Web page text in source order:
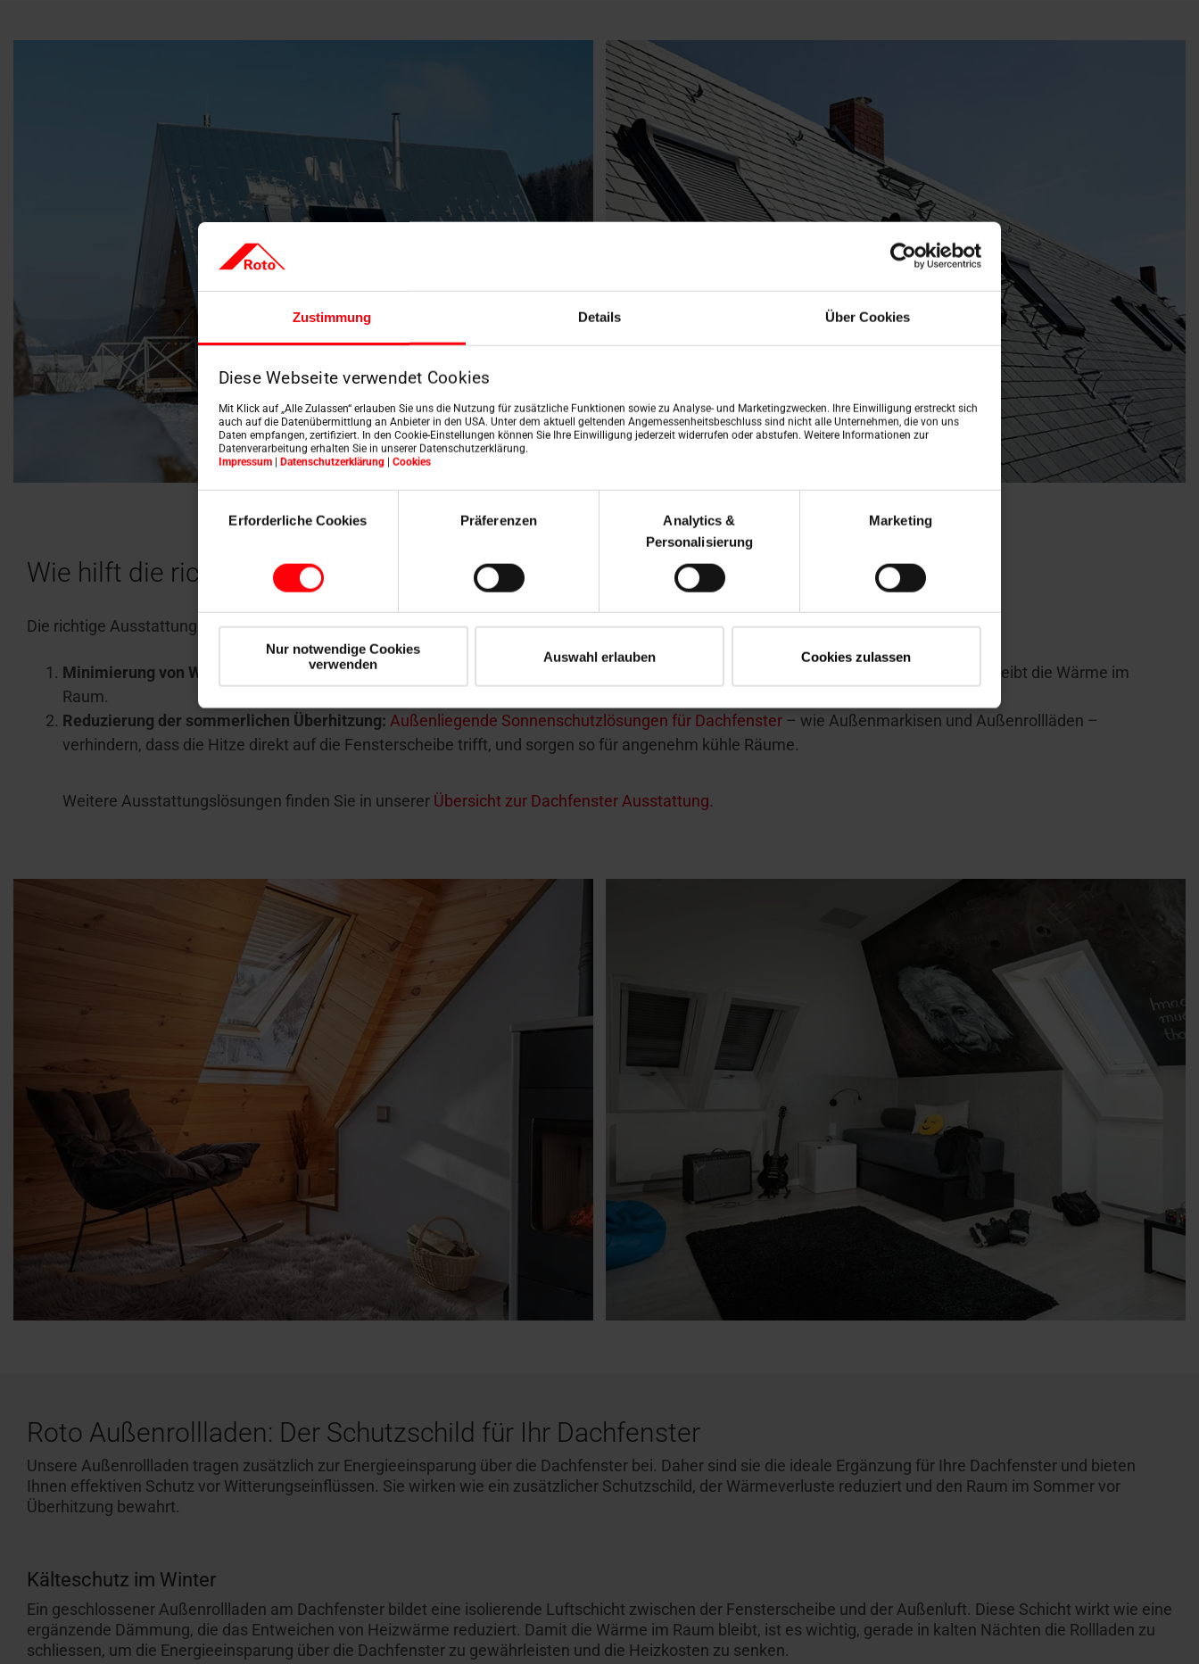
Zustimmung Details Über Cookies
Diese Webseite verwendet Cookies
Mit Klick auf „Alle Zulassen“ erlauben Sie uns die Nutzung für zusätzliche Funktionen sowie zu Analyse- und Marketingzwecken. Ihre Einwilligung erstreckt sich
auch auf die Datenübermittlung an Anbieter in den USA. Unter dem aktuell geltenden Angemessenheitsbeschluss sind nicht alle Unternehmen, die von uns
Daten empfangen, zertifiziert. In den Cookie-Einstellungen können Sie Ihre Einwilligung jederzeit widerrufen oder abstufen. Weitere Informationen zur
Datenverarbeitung erhalten Sie in unserer Datenschutzerklärung.
Impressum| Datenschutzerklärung| Cookies
Erforderliche Cookies
Präferenzen
Analytics &
Personalisierung
Marketing
Nur notwendige Cookies
verwenden
Auswahl erlauben Cookies zulassen
Wie hilft die richtige Dachfenster Ausstattung, Energie einzusparen?
Die richtige Ausstattung von Dachfenstern kann auf verschiedene Weise zur Energieeinsparung beitragen:
Minimierung von Wärmeverlusten:Durch zusätzliche Dämmung, etwa mit
oder hochwertigen Isolierverglasungen, bleibt die Wärme im
Raum.
Reduzierung der sommerlichen Überhitzung: Außenliegende Sonnenschutzlösungen für Dachfenster – wie Außenmarkisen und Außenrollläden –
verhindern, dass die Hitze direkt auf die Fensterscheibe trifft, und sorgen so für angenehm kühle Räume.
Weitere Ausstattungslösungen finden Sie in unserer Übersicht zur Dachfenster Ausstattung.
Roto Außenrollladen: Der Schutzschild für Ihr Dachfenster
Unsere Außenrollladen tragen zusätzlich zur Energieeinsparung über die Dachfenster bei. Daher sind sie die ideale Ergänzung für Ihre Dachfenster und bieten
Ihnen effektiven Schutz vor Witterungseinflüssen. Sie wirken wie ein zusätzlicher Schutzschild, der Wärmeverluste reduziert und den Raum im Sommer vor
Überhitzung bewahrt.
Kälteschutz im Winter
Ein geschlossener Außenrollladen am Dachfenster bildet eine isolierende Luftschicht zwischen der Fensterscheibe und der Außenluft. Diese Schicht wirkt wie eine
ergänzende Dämmung, die das Entweichen von Heizwärme reduziert. Damit die Wärme im Raum bleibt, ist es wichtig, gerade in kalten Nächten die Rollladen zu
schliessen, um die Energieeinsparung über die Dachfenster zu gewährleisten und die Heizkosten zu senken.